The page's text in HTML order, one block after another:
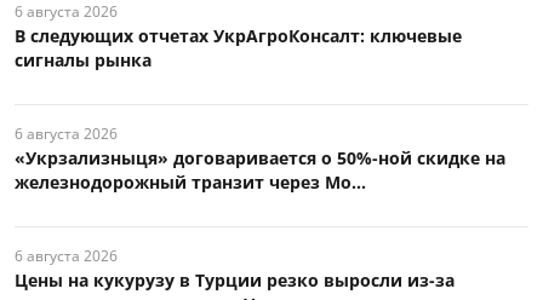
6 августа 2026
В следующих отчетах УкрАгроКонсалт: ключевые
сигналы рынка
6 августа 2026
«Укрзализныця» договаривается о 50%-ной скидке на
железнодорожный транзит через Мо...
6 августа 2026
Цены на кукурузу в Турции резко выросли из-за